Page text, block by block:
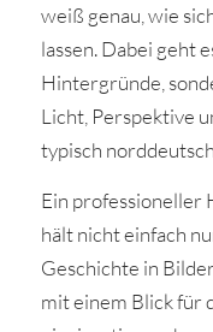
weiß genau, wie
lassen. Dabei geht
Hintergründe,
Licht, Perspektive
typisch
Ein professioneller
hält nicht einfach
Geschichte in
mit einem Blick für